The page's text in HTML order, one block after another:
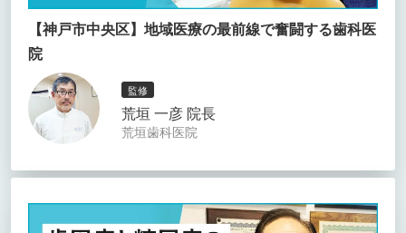
【神戸市中央区】地域医療の最前線で奮闘する歯科医
院
監修
荒垣 一彦 院長
荒垣歯科医院